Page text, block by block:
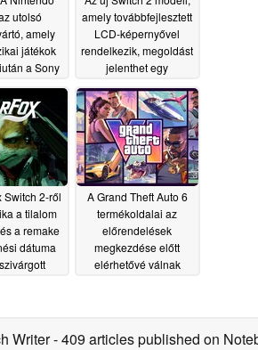
utolsó
amely
játékok
a Sony
07/06/2026
amely továbbfejlesztett
LCD-képernyővel
rendelkezik, megoldást
jelenthet egy
problémára07/01/2026
Switch 2-ről
a tilalom
a remake
dátuma
A Grand Theft Auto 6
termékoldalai az
előrendelések
megkezdése előtt
elérhetővé válnak
Writer- 409 articles published on